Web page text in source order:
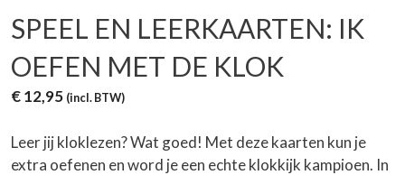
SPEEL EN LEERKAARTEN: IK
OEFEN MET DE KLOK
€12,95 (incl. BTW)
Leer jij kloklezen? Wat goed! Met deze kaarten kun je
extra oefenen en word je een echte klokkijk kampioen. In